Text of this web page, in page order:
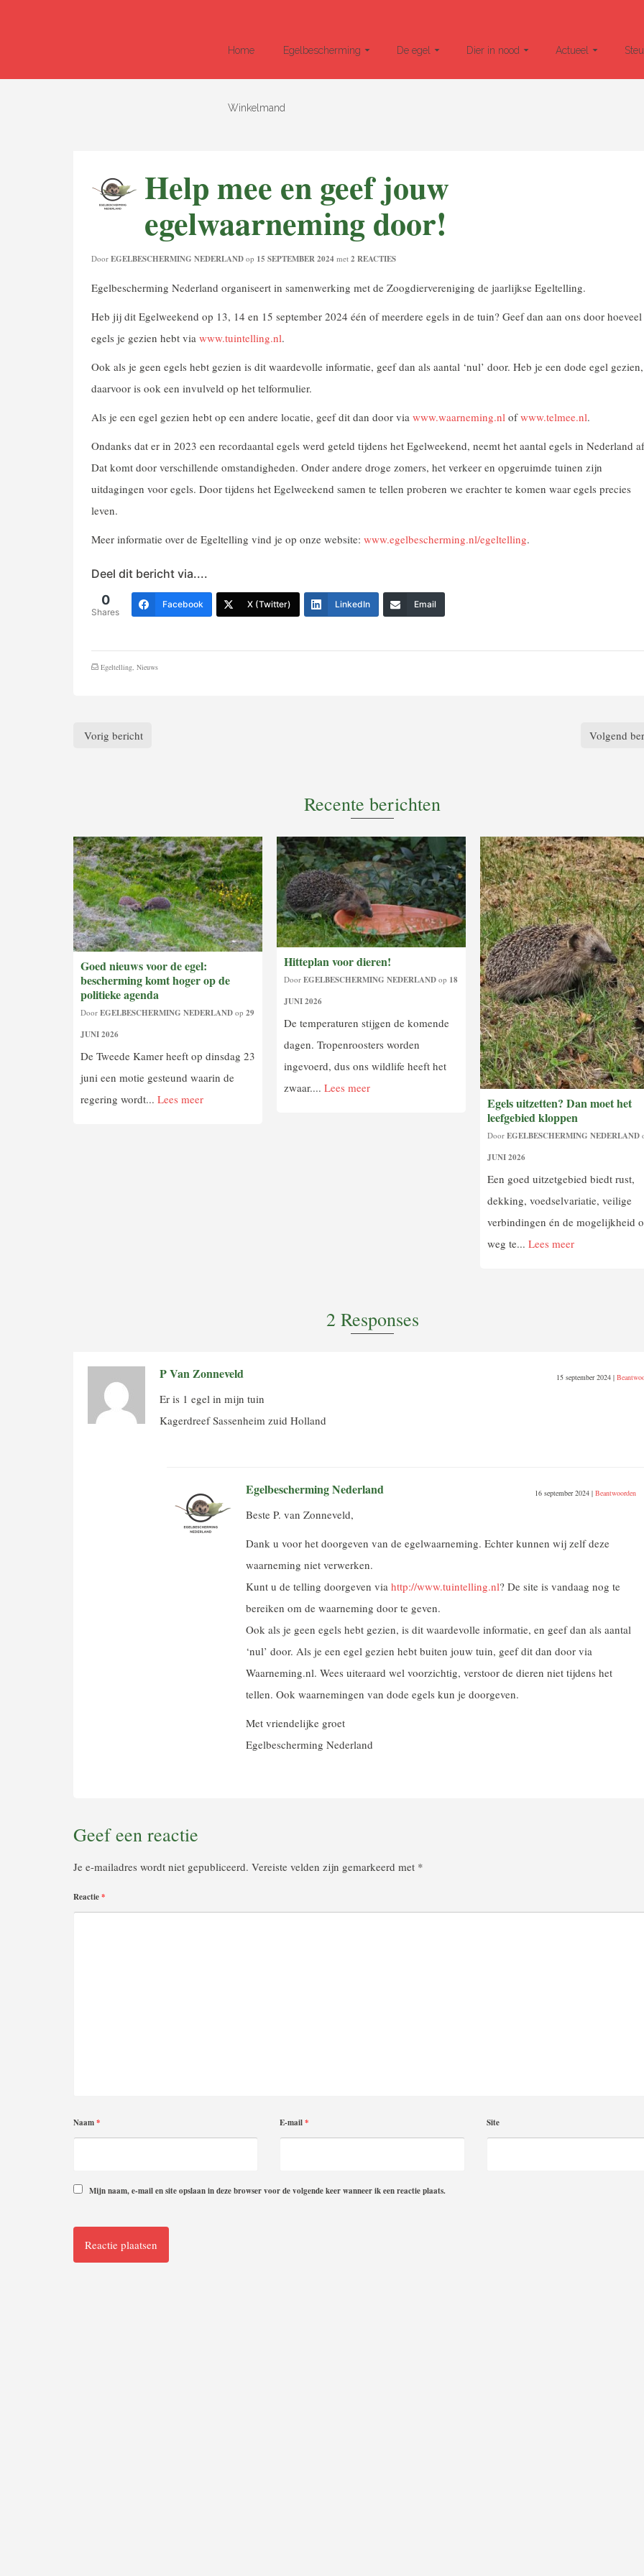
Home Egelbescherming De egel Dier in nood Actueel
Winkelmand
Help mee en geef jouw
egelwaarneming door!
Door EGELBESCHERMING NEDERLAND op 15 SEPTEMBER 2024 met 2 REACTIES
Egelbescherming Nederland organiseert in samenwerking met de Zoogdiervereniging de jaarlijkse Egeltelling.
Heb jij dit Egelweekend op 13, 14 en 15 september 2024 één of meerdere egels in de tuin? Geef dan aan ons door hoeveel
egels je gezien hebt via www.tuintelling.nl.
Ook als je geen egels hebt gezien is dit waardevolle informatie, geef dan als aantal ‘nul’ door. Heb je een dode egel gezien,
daarvoor is ook een invulveld op het telformulier.
Als je een egel gezien hebt op een andere locatie, geef dit dan door via www.waarneming.nl ofwww.telmee.nl.
Ondanks dat er in 2023 een recordaantal egels werd geteld tijdens het Egelweekend, neemt het aantal egels in Nederland
Dat komt door verschillende omstandigheden. Onder andere droge zomers, het verkeer en opgeruimde tuinen zijn
uitdagingen voor egels. Door tijdens het Egelweekend samen te tellen proberen we erachter te komen waar egels precies
leven.
Meer informatie over de Egeltelling vind je op onze website: www.egelbescherming.nl/egeltelling.
Deel dit bericht via....
0
Shares
Facebook X (Twitter) LinkedIn Email
Egeltelling, Nieuws
Vorig bericht Volgend
Recente berichten
Goed nieuws voor de egel:
bescherming komt hoger op de
politieke agenda
Door EGELBESCHERMING NEDERLAND op 29
JUNI 2026
De Tweede Kamer heeft op dinsdag 23
juni een motie gesteund waarin de
regering wordt... Lees meer
Hitteplan voor dieren!
DoorEGELBESCHERMING NEDERLAND op 18
JUNI 2026
De temperaturen stijgen de komende
dagen. Tropenroosters worden
ingevoerd, dus ons wildlife heeft het
zwaar....Lees meer
Egels uitzetten? Dan moet het
leefgebied kloppen
DoorEGELBESCHERMING NEDERLAND
JUNI 2026
Een goed uitzetgebied biedt rust,
dekking, voedselvariatie, veilige
verbindingen én de mogelijkheid
weg te...Lees meer
2 Responses
P Van Zonneveld 15 september 2024 |
Er is 1 egel in mijn tuin
Kagerdreef Sassenheim zuid Holland
Egelbescherming Nederland 16 september 2024 | Beantwoorden
Beste P. van Zonneveld,
Dank u voor het doorgeven van de egelwaarneming. Echter kunnen wij zelf deze
waarneming niet verwerken.
Kunt u de telling doorgeven via http://www.tuintelling.nl? De site is vandaag nog te
bereiken om de waarneming door te geven.
Ook als je geen egels hebt gezien, is dit waardevolle informatie, en geef dan als aantal
‘nul’ door. Als je een egel gezien hebt buiten jouw tuin, geef dit dan door via
Waarneming.nl. Wees uiteraard wel voorzichtig, verstoor de dieren niet tijdens het
tellen. Ook waarnemingen van dode egels kun je doorgeven.
Met vriendelijke groet
Egelbescherming Nederland
Geef een reactie
Je e-mailadres wordt niet gepubliceerd. Vereiste velden zijn gemarkeerd met *
Reactie*
Naam* E-mail* Site
Mijn naam, e-mail en site opslaan in deze browser voor de volgende keer wanneer ik een reactie plaats.